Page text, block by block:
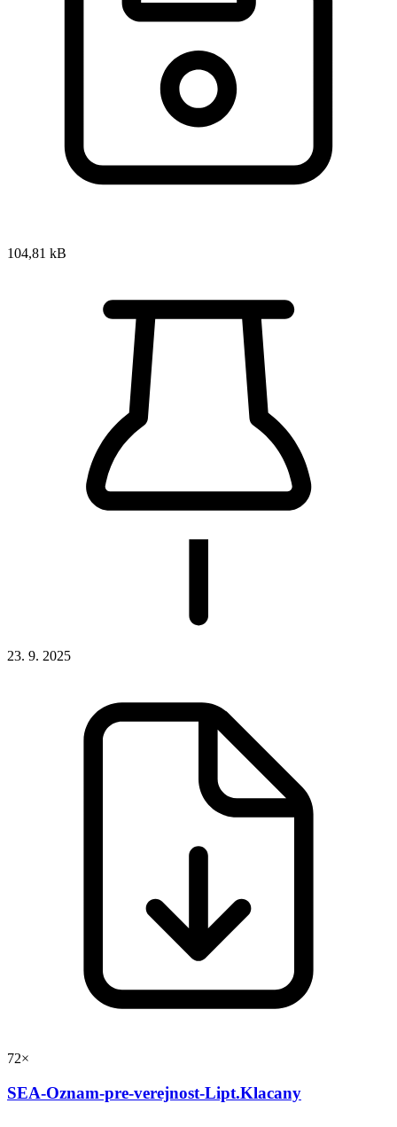
104,81 kB
23. 9. 2025
72×
SEA-Oznam-pre-verejnost-Lipt.Klacany